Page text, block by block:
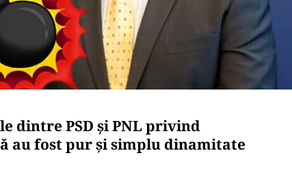
dintre PSD și PNL privind
au fost pur și simplu dinamitate